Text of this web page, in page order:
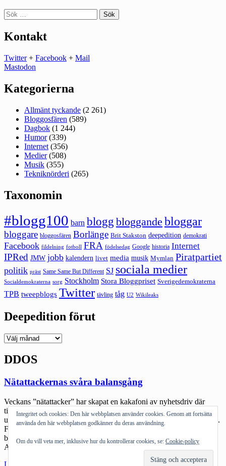
Sök
efter:
Kontakt
Twitter+ Facebook + Mail
Mastodon
Kategorierna
Allmänt tyckande (2 261)
Bloggosfären (589)
Dagbok (1 244)
Humor(339)
Internet (356)
Medier(508)
Musik (355)
Tekniknörderi (265)
Taxonomin
#blogg100 barn blogg bloggande bloggar
bloggare bloggosfären Borlänge Brit Stakston deepedition demokrati
Facebook fildelning fotboll FRA födelsedag Google historia Internet
IPRed JMW jobb kalendern livet media musik Mymlan Piratpartiet
politik präst Same Same But Different SJ sociala medier
Socialdemokraterna sorg Stockholm Stora Bloggpriset Sverigedemokraterna
TPB tweepblogs Twitter tävling tåg U2 Wikileaks
Deepedition förut
Deepedition
DDOS
Nätattackernas svåra balansgång
Veckans ”nätattacker” har skapat en kakafoni av nyhetsdriv där
tidningarna accelererar i domedagsprofetior runt Anonymous olika
uttalanden och hot om nya attacker. Andra väljer att satsa på moteld.
Felaktiga definitioner och FUD-aktiga uttalanden står som spön i
backen. Det som många journalister inte riktigt förstår är att
Anonymous inte är en organisation av klassiskt snitt. […]
Läs mer
Integritet och cookies: Den här webbplatsen använder cookies. Genom att fortsätta
använda den här webbplatsen godkänner du deras användning.
Om du vill veta mer, inklusive hur du kontrollerar cookies, se: Cookie-policy